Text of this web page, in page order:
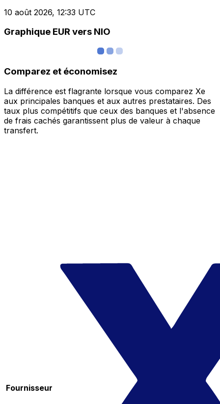
10 août 2026, 12:33 UTC
Graphique EUR vers NIO
Comparez et économisez
La différence est flagrante lorsque vous comparez Xe
aux principales banques et aux autres prestataires. Des
taux plus compétitifs que ceux des banques et l'absence
de frais cachés garantissent plus de valeur à chaque
transfert.
Fournisseur